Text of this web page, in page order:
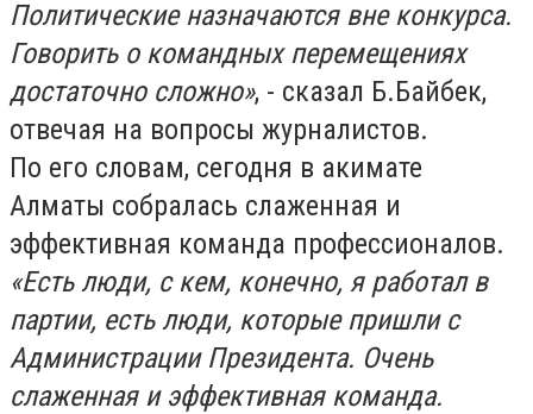
Политические назначаются вне конкурса.
Говорить о командных перемещениях
достаточно сложно», - сказал Б.Байбек,
отвечая на вопросы журналистов.
По его словам, сегодня в акимате
Алматы собралась слаженная и
эффективная команда профессионалов.
«Есть люди, с кем, конечно, я работал в
партии, есть люди, которые пришли с
Администрации Президента. Очень
слаженная и эффективная команда.